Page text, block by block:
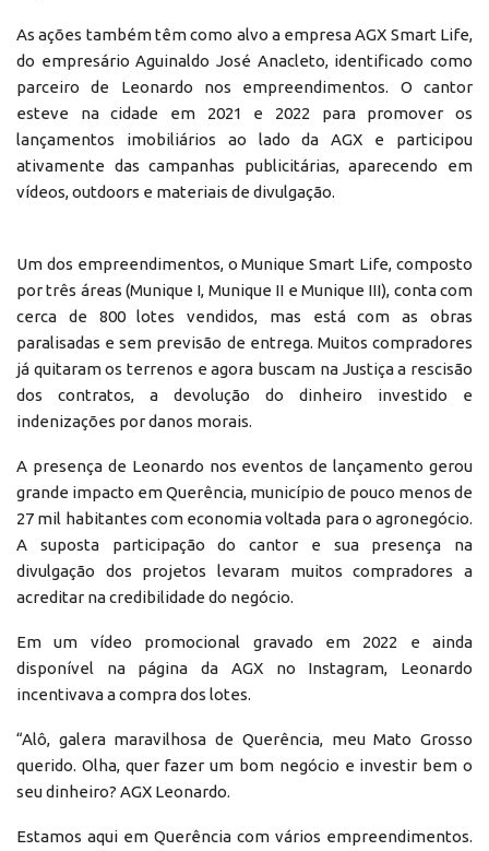
As ações também têm como alvo a empresa AGX Smart Life,
do empresário Aguinaldo José Anacleto, identificado como
parceiro de Leonardo nos empreendimentos. O cantor
esteve na cidade em 2021 e 2022 para promover os
lançamentos imobiliários ao lado da AGX e participou
ativamente das campanhas publicitárias, aparecendo em
vídeos, outdoors e materiais de divulgação.
Um dos empreendimentos, o Munique Smart Life, composto
por três áreas (Munique I, Munique II e Munique III), conta com
cerca de 800 lotes vendidos, mas está com as obras
paralisadas e sem previsão de entrega. Muitos compradores
já quitaram os terrenos e agora buscam na Justiça a rescisão
dos contratos, a devolução do dinheiro investido e
indenizações por danos morais.
A presença de Leonardo nos eventos de lançamento gerou
grande impacto em Querência, município de pouco menos de
27 mil habitantes com economia voltada para o agronegócio.
A suposta participação do cantor e sua presença na
divulgação dos projetos levaram muitos compradores a
acreditar na credibilidade do negócio.
Em um vídeo promocional gravado em 2022 e ainda
disponível na página da AGX no Instagram, Leonardo
incentivava a compra dos lotes.
“Alô, galera maravilhosa de Querência, meu Mato Grosso
querido. Olha, quer fazer um bom negócio e investir bem o
seu dinheiro? AGX Leonardo.
Estamos aqui em Querência com vários empreendimentos.